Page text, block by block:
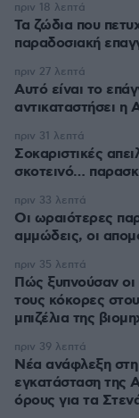
Τα ζώδια που
παραδοσιακή
πριν 18 λεπτά
Αυτό είναι το
αντικαταστήσει η
πριν 27 λεπτά
Σοκαριστικές
σκοτεινό…
πριν 31 λεπτά
Οι ωραιότερες
αμμώδεις, οι
πριν 33 λεπτά
Πώς ξυπνούσαν
τους κόκορες
μπιζέλια της
πριν 35 λεπτά
Νέα ανάφλεξη
εγκατάσταση της
όρους για τα
πριν 39 λεπτά